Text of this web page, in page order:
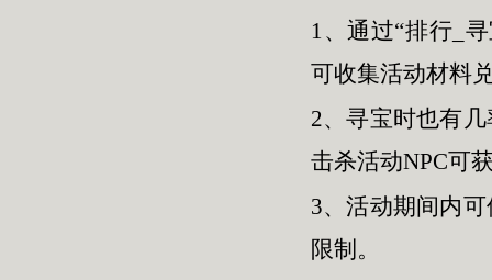
1、通过“排行_
可收集活动材料
2、寻宝时也有几
击杀活动NPC可
3、活动期间内
限制。